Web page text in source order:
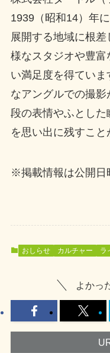
1939（昭和14）年
展開する地域に根
様なスタジオや豊
い満足度を得てい
なアングルでの撮
段の表情やふとした
を思い出に残すこと
※掲載情報は公開日
おしらせ カルチャー ラ
よかっ